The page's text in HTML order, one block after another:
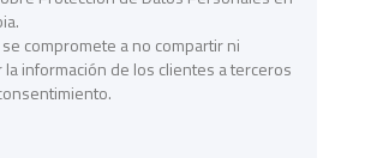
compromete a no compartir ni
información de los clientes a terceros